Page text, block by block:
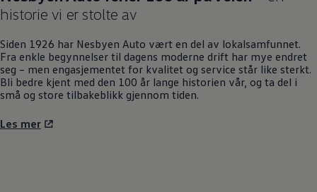
historie vi er stolte av
Siden 1926 har Nesbyen Auto vært en del av lokalsamfunnet.
Fra enkle begynnelser til dagens moderne drift har mye endret
seg – men engasjementet for kvalitet og service står like sterkt.
Bli bedre kjent med den 100 år lange historien vår, og ta del i
små og store tilbakeblikk gjennom tiden.
Les mer